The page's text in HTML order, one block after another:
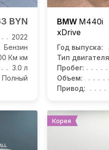
BYN
2022
Бензин
Км км
3.0 л
Полный
BMW M440i
xDrive
Год выпуска:
Тип
Пробег:
Объем:
Привод:
Корея